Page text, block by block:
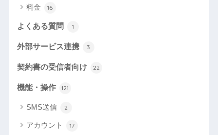
料金 16
よくある質問 1
外部サービス連携 3
契約書の受信者向け 22
機能・操作 121
SMS送信 2
アカウント 17